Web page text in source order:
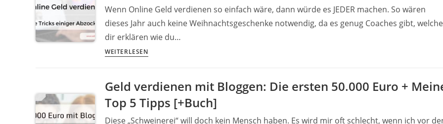
Wenn Online Geld verdienen so einfach wäre, dann würde es JEDER machen. So wären
dieses Jahr auch keine Weihnachtsgeschenke notwendig, da es genug Coaches gibt, welche
dir erklären wie du…
WEITERLESENOnline
verdienen
–
Meine
Geld verdienen mit Bloggen: Die ersten 50.000 Euro +
Top 5 Tipps [+Buch]
Diese „Schweinerei“ will doch kein Mensch haben. Es wird mir oft schlecht, wenn ich vor